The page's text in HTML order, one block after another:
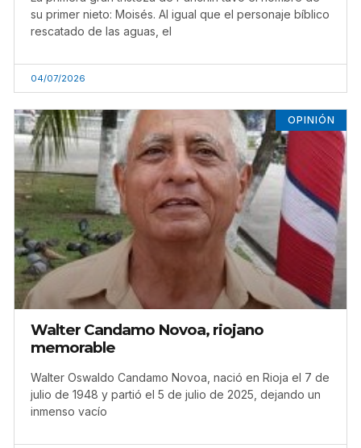
su primer nieto: Moisés. Al igual que el personaje bíblico
rescatado de las aguas, el
04/07/2026
OPINIÓN
Walter Candamo Novoa, riojano
memorable
Walter Oswaldo Candamo Novoa, nació en Rioja el 7 de
julio de 1948 y partió el 5 de julio de 2025, dejando un
inmenso vacío